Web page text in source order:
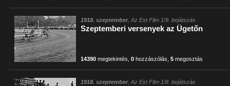
1918. szeptember, Az Est Film 1/9. bejátszás
Szeptemberi versenyek az Ügetőn
14390 megtekintés ,0 hozzászólás ,5 megosztás
1918. szeptember, Az Est Film 1/8. bejátszás